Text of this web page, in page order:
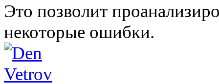
Это позволит
некоторые ошибки.